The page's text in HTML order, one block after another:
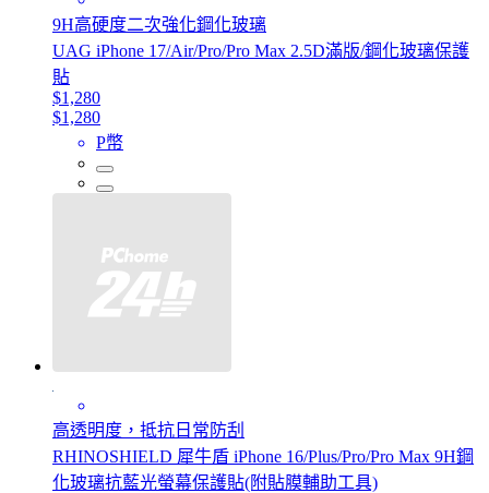
9H高硬度二次強化鋼化玻璃
UAG iPhone 17/Air/Pro/Pro Max 2.5D滿版/鋼化玻璃保護
貼
$1,280
$1,280
P幣
高透明度，抵抗日常防刮
RHINOSHIELD 犀牛盾 iPhone 16/Plus/Pro/Pro Max 9H鋼
化玻璃抗藍光螢幕保護貼(附貼膜輔助工具)